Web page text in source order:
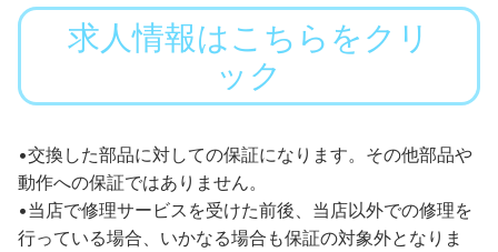
求人情報はこちらをクリ
ック
•交換した部品に対しての保証になります。その他部品や
動作への保証ではありません。
•当店で修理サービスを受けた前後、当店以外での修理を
行っている場合、いかなる場合も保証の対象外となりま